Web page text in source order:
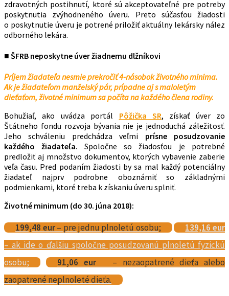
zdravotných postihnutí, ktoré sú akceptovateľné pre potreby
poskytnutia zvýhodneného úveru. Preto súčasťou žiadosti
o poskytnutie úveru je potrené priložiť aktuálny lekársky nález
odborného lekára.
■ ŠFRB neposkytne úver žiadnemu dlžníkovi
Príjem žiadateľa nesmie prekročiť 4-násobok životného minima.
Ak je žiadateľom manželský pár, prípadne aj s maloletým
dieťaťom, životné minimum sa počíta na každého člena rodiny.
Bohužiaľ, ako uvádza portál Pôžička SR, získať úver zo
Štátneho fondu rozvoja bývania nie je jednoduchá záležitosť.
Jeho schváleniu predchádza veľmi prísne posudzovanie
každého žiadateľa. Spoločne so žiadosťou je potrebné
predložiť aj množstvo dokumentov, ktorých vybavenie zaberie
veľa času. Pred podaním žiadosti by sa mal každý potenciálny
žiadateľ najprv podrobne oboznámiť so základnými
podmienkami, ktoré treba k získaniu úveru splniť.
Životné minimum (do 30. júna 2018):
199,48 eur– pre jednu plnoletú osobu;
139,16 eur
– ak ide o ďalšiu spoločne posudzovanú plnoletú fyzickú
osobu;
91,06 eur– nezaopatrené dieťa alebo
zaopatrené neplnoleté dieťa.